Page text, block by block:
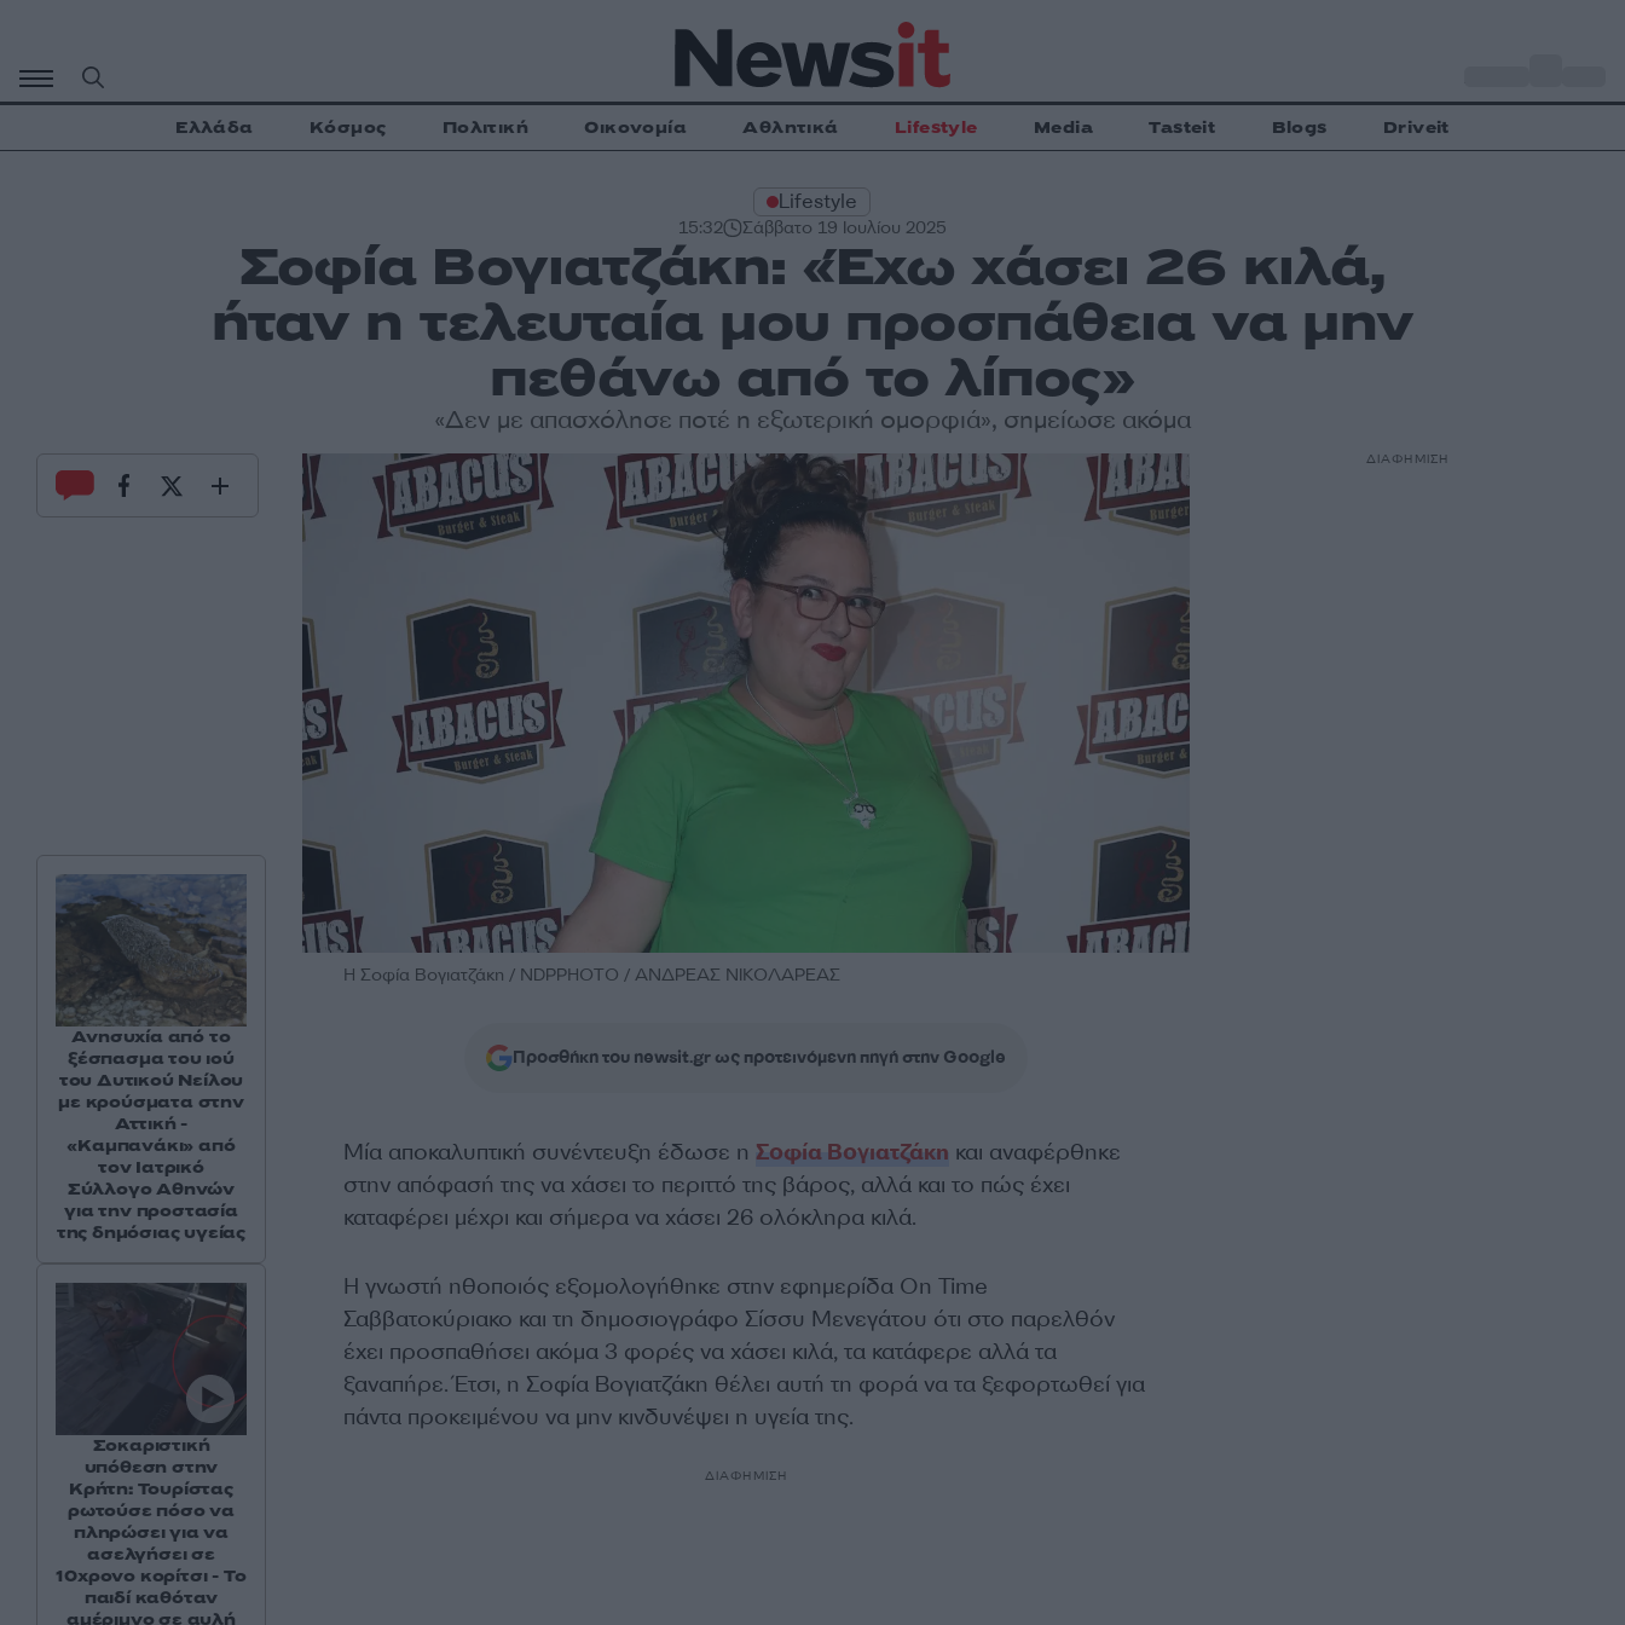
περιεχόμενο
Ελλάδα Κόσμος Πολιτική Οικονομία Αθλητικά Lifestyle Media Tasteit Blogs Driveit
Lifestyle
15:32 Σάββατο 19 Ιουλίου 2025
Σοφία Βογιατζάκη: «Έχω χάσει 26 κιλά,
ήταν η τελευταία μου προσπάθεια να μην
πεθάνω από το λίπος»
«Δεν με απασχόλησε ποτέ η εξωτερική ομορφιά», σημείωσε ακόμα
H Σοφία Βογιατζάκη / NDPPHOTO / ΑΝΔΡΕΑΣ ΝΙΚΟΛΑΡΕΑΣ
Προσθήκη του newsit.gr ως προτεινόμενη πηγή στην Google
Μία αποκαλυπτική συνέντευξη έδωσε η Σοφία Βογιατζάκη και αναφέρθηκε
στην απόφασή της να χάσει το περιττό της βάρος, αλλά και το πώς έχει
καταφέρει μέχρι και σήμερα να χάσει 26 ολόκληρα κιλά.
Η γνωστή ηθοποιός εξομολογήθηκε στην εφημερίδα On Time
Σαββατοκύριακο και τη δημοσιογράφο Σίσσυ Μενεγάτου ότι στο παρελθόν
έχει προσπαθήσει ακόμα 3 φορές να χάσει κιλά, τα κατάφερε αλλά τα
ξαναπήρε. Έτσι, η Σοφία Βογιατζάκη θέλει αυτή τη φορά να τα ξεφορτωθεί για
πάντα προκειμένου να μην κινδυνέψει η υγεία της.
ΔΙΑΦΗΜΙΣΗ
Ανησυχία από το
ξέσπασμα του ιού
του Δυτικού Νείλου
με κρούσματα στην
Αττική -
«Καμπανάκι» από
τον Ιατρικό
Σύλλογο Αθηνών
για την προστασία
της δημόσιας υγείας
Σοκαριστική
υπόθεση στην
Κρήτη: Τουρίστας
ρωτούσε πόσο να
πληρώσει για να
ασελγήσει σε
10χρονο κορίτσι - Το
παιδί καθόταν
αμέριμνο σε αυλή
ΔΙΑΦΗΜΙΣΗ